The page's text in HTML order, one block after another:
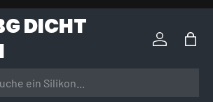
DICHT
Einloggen